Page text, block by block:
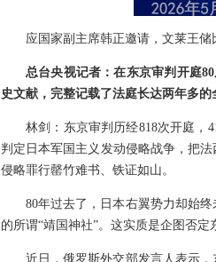
应国家副主席韩正邀请，文莱王储
总台央视记者：在东京审判开庭
史文献，完整记载了法庭长达两年多
林剑：东京审判历经818次开庭，
判定日本军国主义发动侵略战争，把
侵略罪行罄竹难书、铁证如山。
80年过去了，日本右翼势力却始
的所谓“靖国神社”。这实质是企图否定
近日，俄罗斯外交部发言人表示